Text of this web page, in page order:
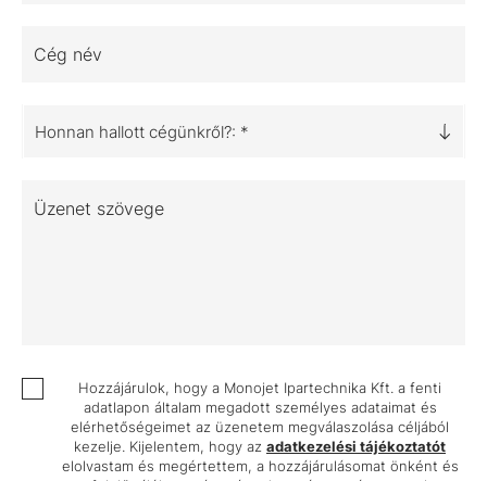
Cég név
Honnan hallott cégünkről?: *
Üzenet szövege
Hozzájárulok, hogy a Monojet Ipartechnika Kft. a fenti
adatlapon általam megadott személyes adataimat és
elérhetőségeimet az üzenetem megválaszolása céljából
kezelje. Kijelentem, hogy az adatkezelési tájékoztatót
elolvastam és megértettem, a hozzájárulásomat önként és